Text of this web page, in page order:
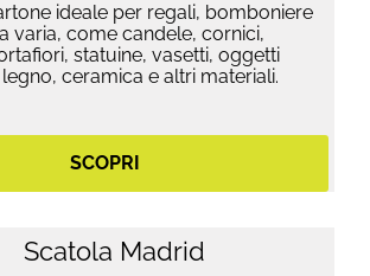
ideale per regali, bomboniere
varia, come candele, cornici,
statuine, vasetti, oggetti
ceramica e altri materiali.
SCOPRI